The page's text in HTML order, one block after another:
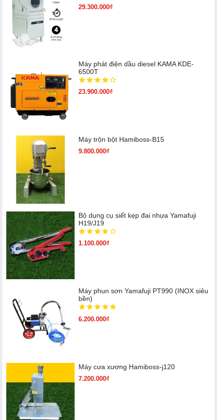
29.300.000₫
Máy phát điện dầu diesel KAMA KDE-
6500T
23.900.000₫
Máy trộn bột Hamiboss-B15
9.800.000₫
Bộ dụng cụ siết kẹp đai nhựa Yamafuji
H19/J19
1.100.000₫
Máy phun sơn Yamafuji PT990 (INOX siêu
bền)
6.200.000₫
Máy cưa xương Hamiboss-j120
7.200.000₫